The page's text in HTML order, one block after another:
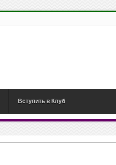
Вступить в Клуб